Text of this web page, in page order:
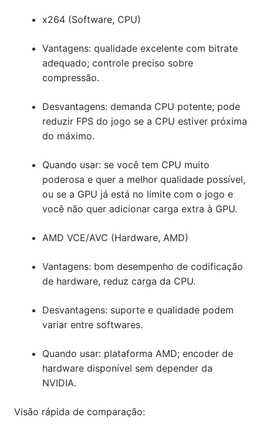
x264 (Software, CPU)
Vantagens: qualidade excelente com bitrate
adequado; controle preciso sobre
compressão.
Desvantagens: demanda CPU potente; pode
reduzir FPS do jogo se a CPU estiver próxima
do máximo.
Quando usar: se você tem CPU muito
poderosa e quer a melhor qualidade possível,
ou se a GPU já está no limite com o jogo e
você não quer adicionar carga extra à GPU.
AMD VCE/AVC (Hardware, AMD)
Vantagens: bom desempenho de codificação
de hardware, reduz carga da CPU.
Desvantagens: suporte e qualidade podem
variar entre softwares.
Quando usar: plataforma AMD; encoder de
hardware disponível sem depender da
NVIDIA.
Visão rápida de comparação: